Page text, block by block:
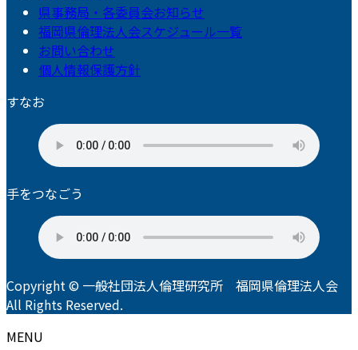
県事務局・各委員会お知らせ
福岡県倫理法人会スケジュール一覧
お問い合わせ
個人情報保護方針
すなお
手をつなごう
Copyright © 一般社団法人倫理研究所 福岡県倫理法人会
All Rights Reserved.
MENU